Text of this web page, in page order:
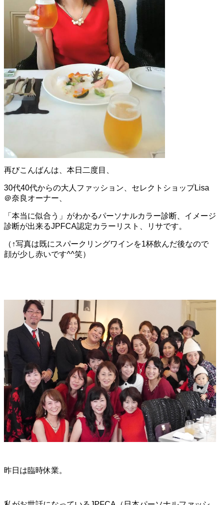
再びこんばんは、本日二度目、
30代40代からの大人ファッション、セレクトショップLisa
＠奈良オーナー、
「本当に似合う」がわかるパーソナルカラー診断、イメージ
診断が出来るJPFCA認定カラーリスト、リサです。
（↑写真は既にスパークリングワインを1杯飲んだ後なので
顔が少し赤いです^^笑）
昨日は臨時休業。